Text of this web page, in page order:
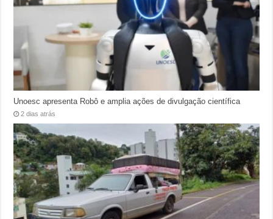
Unoesc apresenta Robô e amplia ações de divulgação científica
2 dias atrás